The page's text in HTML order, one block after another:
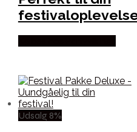
Udsalg 8%